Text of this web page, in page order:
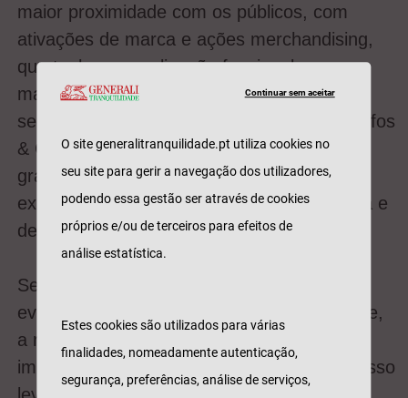
maior proximidade com os públicos, com
ativações de marca e ações merchandising,
que tenham uma ligação funcional e com
maior utilidade, ligada à proteção e à
segurança, como é o caso dos nossos Cacifos
& Carregadores. Um serviço disponível e
gratuito para todos e que melhora a
experiência dos fãs tornando-a mais segura e
despreocupada.
Sendo uma seguradora e patrocinadora de
eventos e festivais de elevada complexidade,
a responsabilidade tem igualmente um
impacto no posicionamento da marca, por isso
Continuar sem aceitar
O site generalitranquilidade.pt utiliza cookies no
seu site para gerir a navegação dos utilizadores,
podendo essa gestão ser através de cookies
próprios e/ou de terceiros para efeitos de
análise estatística.
Estes cookies são utilizados para várias
finalidades, nomeadamente autenticação,
segurança, preferências, análise de serviços,